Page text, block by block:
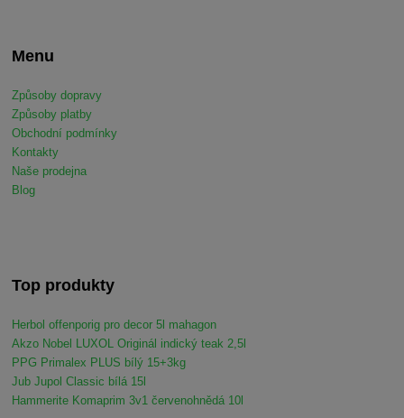
Menu
Způsoby dopravy
Způsoby platby
Obchodní podmínky
Kontakty
Naše prodejna
Blog
Top produkty
Herbol offenporig pro decor 5l mahagon
Akzo Nobel LUXOL Originál indický teak 2,5l
PPG Primalex PLUS bílý 15+3kg
Jub Jupol Classic bílá 15l
Hammerite Komaprim 3v1 červenohnědá 10l